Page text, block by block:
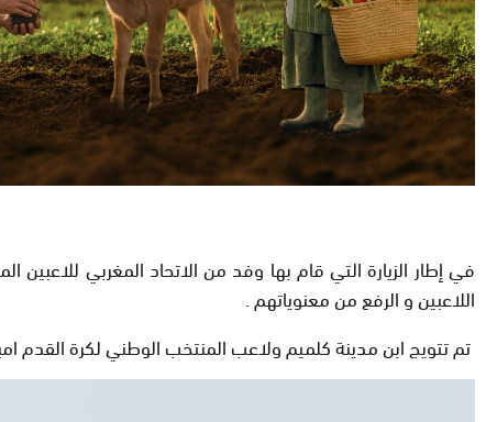
في إطار الزيارة التي قام بها وفد من الاتحاد المغربي
اللاعبين و الرفع من معنوياتهم .
تم تتويج ابن مدينة كلميم ولاعب المنتخب الوطني لكرة القدم امبارك بوسوفة بجائزة اتحاد اللاعبين